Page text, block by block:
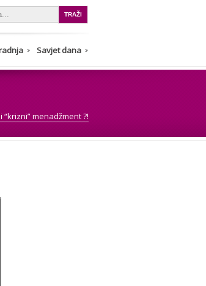
Savjet dana
menadžment ?!